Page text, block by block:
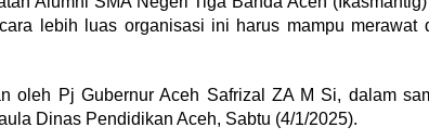
lebih luas organisasi ini harus mampu merawat
oleh Pj Gubernur Aceh Safrizal ZA M Si, dalam
Dinas Pendidikan Aceh, Sabtu (4/1/2025).